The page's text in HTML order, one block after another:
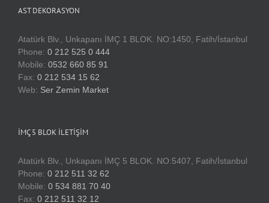
AST DEKORASYON
Atatürk Blv., Unkapanı İMÇ 1 BLOK. NO:1450, Fatih/İstanbul
Phone: 0 212 525 0 444
Mobile: 0532 660 85 91
Fax: 0 212 534 15 62
Web: Ser Zemin Market
İMÇ 5 BLOK İLETIŞIM
Atatürk Blv., Unkapanı İMÇ 5 BLOK. NO:5407, Fatih/İstanbul
Phone: 0 212 511 32 62
Mobile: 0 534 881 70 40
Fax: 0 212 511 32 12